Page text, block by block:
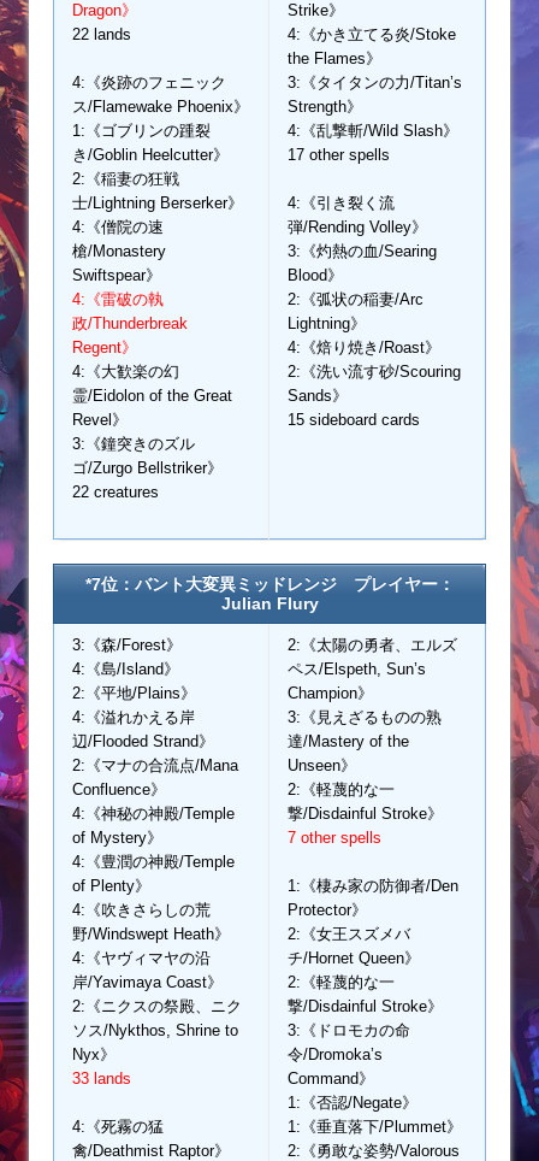
Dragon》
22 lands
4:《炎跡のフェニック
ス/Flamewake Phoenix》
1:《ゴブリンの踵裂
き/Goblin Heelcutter》
2:《稲妻の狂戦
士/Lightning Berserker》
4:《僧院の速
槍/Monastery
Swiftspear》
4:《雷破の執
政/Thunderbreak
Regent》
4:《大歓楽の幻
霊/Eidolon of the Great
Revel》
3:《鐘突きのズル
ゴ/Zurgo Bellstriker》
22 creatures
Strike》
4:《かき立てる炎/Stoke
the Flames》
3:《タイタンの力/Titan’s
Strength》
4:《乱撃斬/Wild Slash》
17 other spells
4:《引き裂く流
弾/Rending Volley》
3:《灼熱の血/Searing
Blood》
2:《弧状の稲妻/Arc
Lightning》
4:《焙り焼き/Roast》
2:《洗い流す砂/Scouring
Sands》
15 sideboard cards
*7位：バント大変異ミッドレンジ プレイヤー：
Julian Flury
3:《森/Forest》
4:《島/Island》
2:《平地/Plains》
4:《溢れかえる岸
辺/Flooded Strand》
2:《マナの合流点/Mana
Confluence》
4:《神秘の神殿/Temple
of Mystery》
4:《豊潤の神殿/Temple
of Plenty》
4:《吹きさらしの荒
野/Windswept Heath》
4:《ヤヴィマヤの沿
岸/Yavimaya Coast》
2:《ニクスの祭殿、ニク
ソス/Nykthos, Shrine to
Nyx》
33 lands
4:《死霧の猛
禽/Deathmist Raptor》
2:《太陽の勇者、エルズ
ペス/Elspeth, Sun’s
Champion》
3:《見えざるものの熟
達/Mastery of the
Unseen》
2:《軽蔑的な一
撃/Disdainful Stroke》
7 other spells
1:《棲み家の防御者/Den
Protector》
2:《女王スズメバ
チ/Hornet Queen》
2:《軽蔑的な一
撃/Disdainful Stroke》
3:《ドロモカの命
令/Dromoka’s
Command》
1:《否認/Negate》
1:《垂直落下/Plummet》
2:《勇敢な姿勢/Valorous